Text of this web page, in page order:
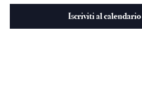
Iscriviti al calendario